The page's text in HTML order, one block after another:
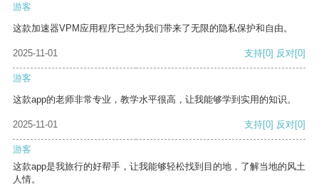
游客
这款加速器VPM应用程序已经为我们带来了无限的隐私保护和自由。
2025-11-01 支持[0] 反对[0]
游客
这款app的老师非常专业，教学水平很高，让我能够学到实用的知识。
2025-11-01 支持[0] 反对[0]
游客
这款app是我旅行的好帮手，让我能够轻松找到目的地，了解当地的风土
人情。